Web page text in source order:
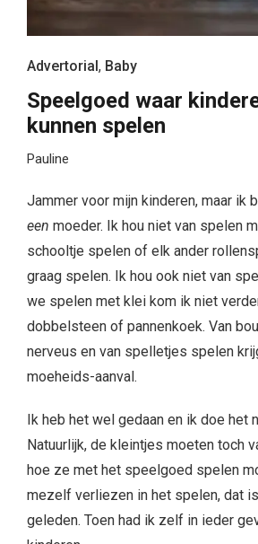
Advertorial, Baby
Speelgoed waar
kunnen spelen
Pauline
Jammer voor mijn kinderen, maar ik
een moeder. Ik hou niet van spelen
schooltje spelen of elk ander
graag spelen. Ik hou ook niet van
we spelen met klei kom ik niet
dobbelsteen of pannenkoek. Van
nerveus en van spelletjes spelen
moeheids-aanval.
Ik heb het wel gedaan en ik doe het
Natuurlijk, de kleintjes moeten toch
hoe ze met het speelgoed spelen
mezelf verliezen in het spelen, dat
geleden. Toen had ik zelf in ieder